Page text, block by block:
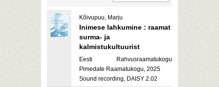
Kõivupuu, Marju
Inimese lahkumine : raamat
surma- ja
kalmistukultuurist
Eesti Rahvusraamatukogu
Pimedate Raamatukogu, 2025
Sound recording, DAISY 2.02